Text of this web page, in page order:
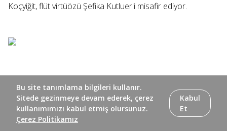
Koçyiğit, flüt virtüözü Şefika Kutluer'i misafir ediyor.
Bu site tanımlama bilgileri kullanır.
Sitede gezinmeye devam ederek, çerez
kullanımımızı kabul etmiş olursunuz.
Çerez Politikamız
Kabul
Et